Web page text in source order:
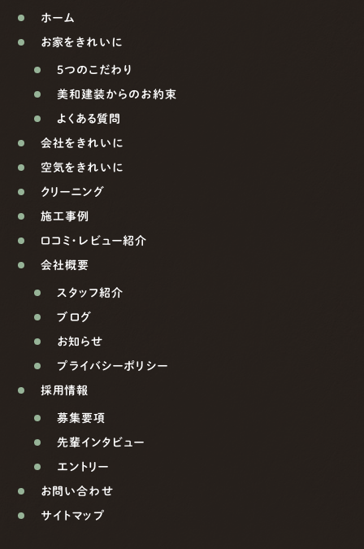
ホーム
お家をきれいに
5つのこだわり
美和建装からのお約束
よくある質問
会社をきれいに
空気をきれいに
クリーニング
施工事例
口コミ・レビュー紹介
会社概要
スタッフ紹介
ブログ
お知らせ
プライバシーポリシー
採用情報
募集要項
先輩インタビュー
エントリー
お問い合わせ
サイトマップ